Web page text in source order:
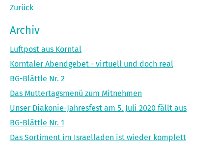
Zurück
Archiv
Luftpost aus Korntal
Korntaler Abendgebet - virtuell und doch real
BG-Blättle Nr. 2
Das Muttertagsmenü zum Mitnehmen
Unser Diakonie-Jahresfest am 5. Juli 2020 fällt aus
BG-Blättle Nr. 1
Das Sortiment im Israelladen ist wieder komplett